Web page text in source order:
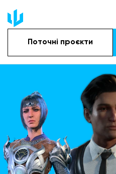
Поточні проєкти